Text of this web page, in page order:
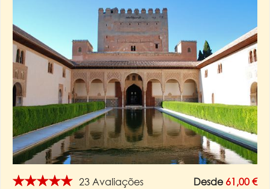
★★★★★ 23 Avaliações Desde 61,00 €